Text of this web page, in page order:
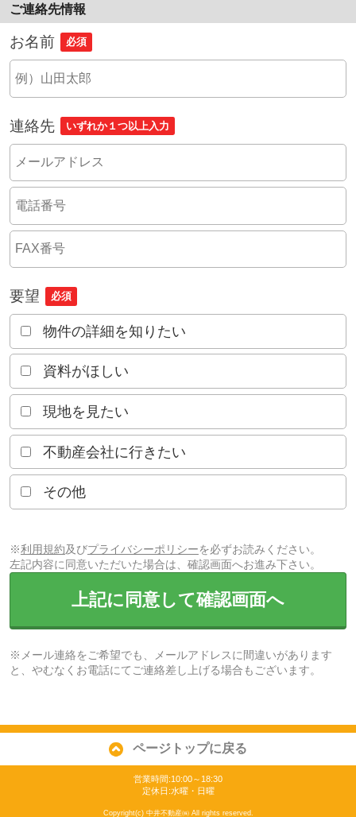
ご連絡先情報
お名前 必須
連絡先 いずれか１つ以上入力
要望 必須
物件の詳細を知りたい
資料がほしい
現地を見たい
不動産会社に行きたい
その他
※利用規約及びプライバシーポリシーを必ずお読みください。
左記内容に同意いただいた場合は、確認画面へお進み下さい。
上記に同意して確認画面へ
※メール連絡をご希望でも、メールアドレスに間違いがあります
と、やむなくお電話にてご連絡差し上げる場合もございます。
ページトップに戻る
営業時間:10:00～18:30
定休日:水曜・日曜
Copyright(c) 中井不動産㈱ All rights reserved.